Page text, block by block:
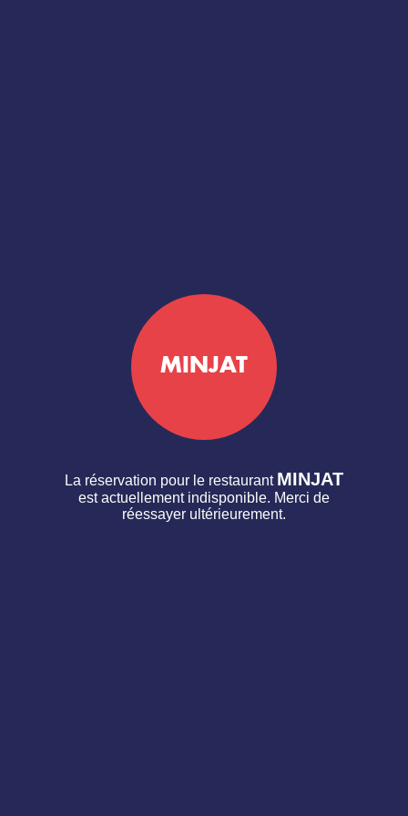
MINJAT
La réservation pour le restaurant MINJAT
est actuellement indisponible. Merci de
réessayer ultérieurement.